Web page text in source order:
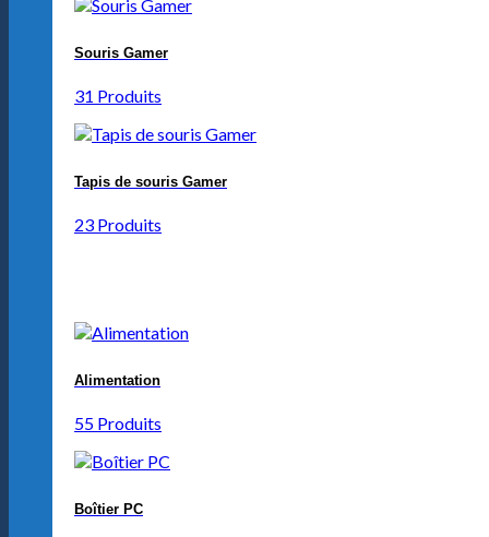
Souris Gamer
31 Produits
Tapis de souris Gamer
23 Produits
Alimentation
55 Produits
Boîtier PC